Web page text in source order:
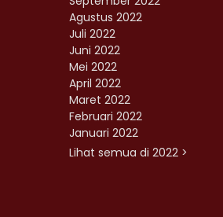
Agustus 2022
Juli 2022
Juni 2022
Mei 2022
April 2022
Maret 2022
Februari 2022
Januari 2022
Lihat semua di 2022 >